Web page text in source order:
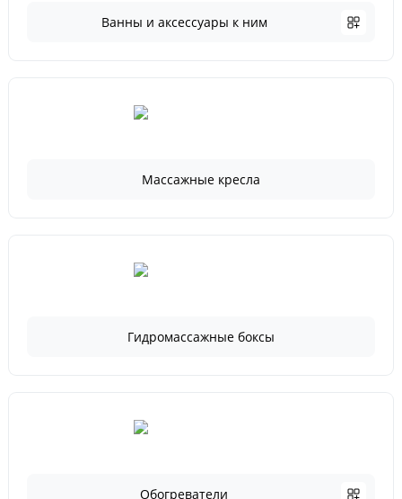
Ванны и аксессуары к ним
Массажные кресла
Гидромассажные боксы
Обогреватели